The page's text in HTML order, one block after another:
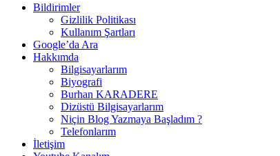
Bildirimler
Gizlilik Politikası
Kullanım Şartları
Google’da Ara
Hakkımda
Bilgisayarlarım
Biyografi
Burhan KARADERE
Dizüstü Bilgisayarlarım
Niçin Blog Yazmaya Başladım ?
Telefonlarım
İletişim